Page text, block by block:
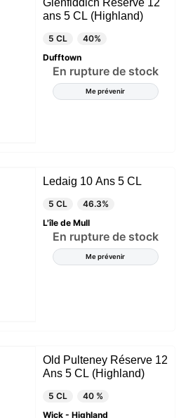
ans 5 CL (Highland)
5 CL
40%
Dufftown
En rupture de stock
Me prévenir
Ledaig 10 Ans 5 CL
5 CL
46.3%
L'île de Mull
En rupture de stock
Me prévenir
Old Pulteney Réserve 12
Ans 5 CL (Highland)
5 CL
40 %
Wick - Highland